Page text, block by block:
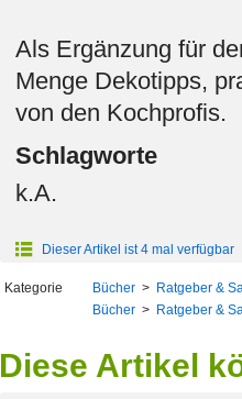
Als Ergänzung für
Menge Dekotipps,
von den Kochprofis.
Schlagworte
k.A.
Dieser Artikel ist 4 mal verfügbar
Kategorie Bücher > Ratgeber &
Bücher > Ratgeber &
Diese Artikel